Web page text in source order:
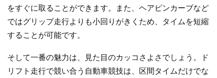
をすぐに取ることができます。また、ヘアピンカーブなど
ではグリップ走行よりも小回りがきくため、タイムを短縮
することが可能です。
そして一番の魅力は、見た目のカッコさよさでしょう。ド
リフト走行で競い合う自動車競技は、区間タイムだけでな